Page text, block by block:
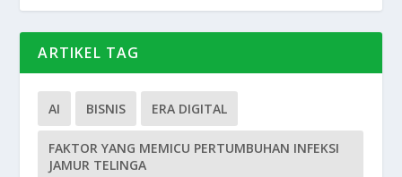
ARTIKEL TAG
AI BISNIS ERA DIGITAL
FAKTOR YANG MEMICU PERTUMBUHAN INFEKSI
JAMUR TELINGA